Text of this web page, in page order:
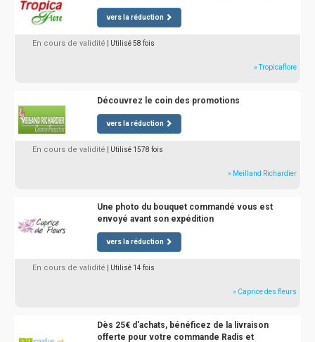
vers la réduction
En cours de validité | Utilisé 58 fois
» Tropicaflore
Découvrez le coin des promotions
vers la réduction
En cours de validité | Utilisé 1578 fois
» Meilland Richardier
Une photo du bouquet commandé vous est
envoyé avant son expédition
vers la réduction
En cours de validité | Utilisé 14 fois
» Caprice des fleurs
Dès 25€ d'achats, bénéficez de la livraison
offerte pour votre commande Radis et